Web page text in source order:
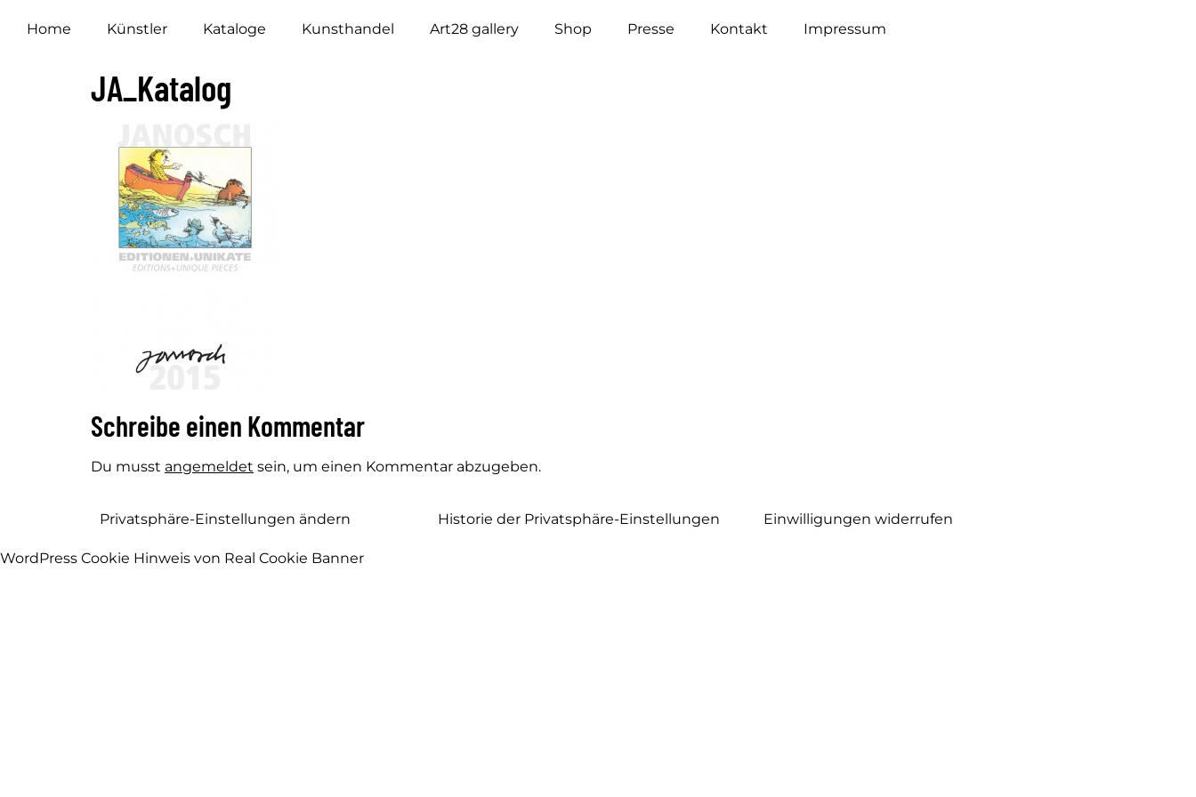
Home Künstler Kataloge Kunsthandel Art28 gallery Shop Presse Kontakt Impressum
JA_Katalog
Schreibe einen Kommentar
Du musst angemeldet sein, um einen Kommentar abzugeben.
Privatsphäre-Einstellungen ändern Historie der Privatsphäre-Einstellungen Einwilligungen widerrufen
WordPress Cookie Hinweis von Real Cookie Banner